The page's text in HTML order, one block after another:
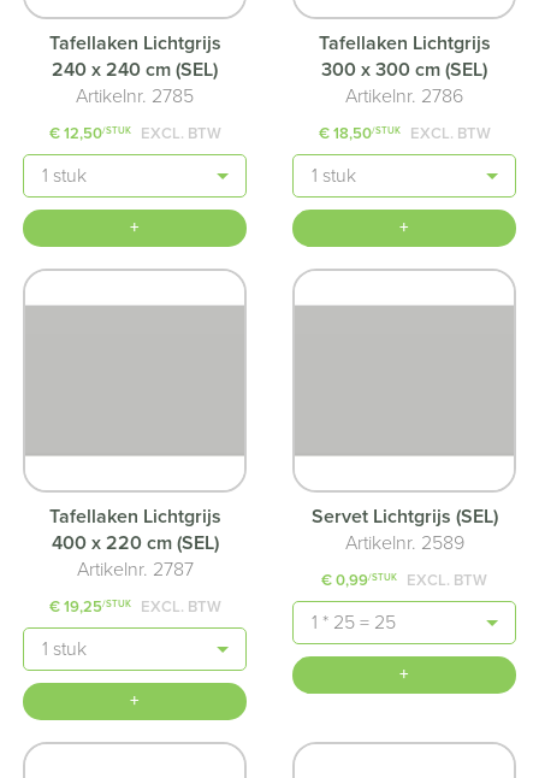
Tafellaken Lichtgrijs
240 x 240 cm (SEL)
Artikelnr. 2785
€ 12,50/STUK EXCL. BTW
Aantal
+
Tafellaken Lichtgrijs
300 x 300 cm (SEL)
Artikelnr. 2786
€ 18,50/STUK EXCL. BTW
Aantal
+
Tafellaken Lichtgrijs
400 x 220 cm (SEL)
Artikelnr. 2787
€ 19,25/STUK EXCL. BTW
Aantal
+
Servet Lichtgrijs (SEL)
Artikelnr. 2589
€ 0,99/STUK EXCL. BTW
Aantal
+